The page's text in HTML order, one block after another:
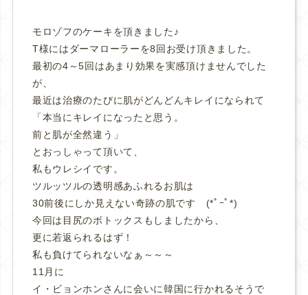
モロゾフのケーキを頂きました♪
T様にはダーマローラーを8回お受け頂きました。
最初の4～5回はあまり効果を実感頂けませんでした
が、
最近は治療のたびに肌がどんどんキレイになられて
「本当にキレイになったと思う。
前と肌が全然違う」
とおっしゃって頂いて、
私もウレシイです。
ツルッツルの透明感あふれるお肌は
30前後にしか見えない奇跡の肌です (*ﾟｰﾟ*)
今回は目尻のボトックスもしましたから、
更に若返られるはず！
私も負けてられないなぁ～～～
11月に
イ・ビョンホンさんに会いに韓国に行かれるそうで